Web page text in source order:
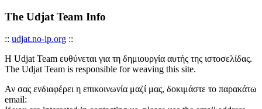
The Udjat Team Info
:: udjat.no-ip.org ::
Η Udjat Team ευθύνεται για τη δημιουργία αυτής της ιστοσελίδας.
The Udjat Team is responsible for weaving this site.
Αν σας ενδιαφέρει η επικοινωνία μαζί μας, δοκιμάστε το παρακάτω
email: